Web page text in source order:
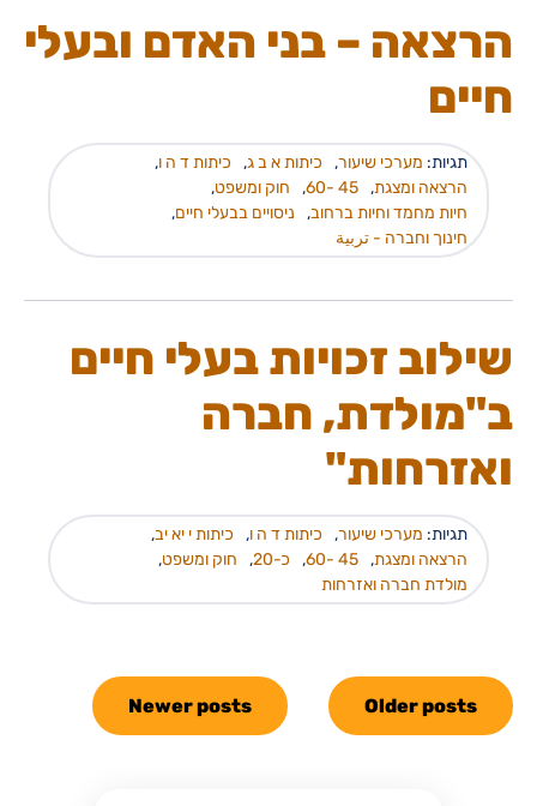
הרצאה – בני האדם ובעלי
חיים
תגיות: מערכי שיעור, כיתות א ב ג, כיתות ד ה ו,
הרצאה ומצגת,
45 -60
, חוק ומשפט,
חיות מחמד וחיות ברחוב, ניסויים בבעלי חיים,
חינוך וחברה - تربية
שילוב זכויות בעלי חיים
ב"מולדת, חברה
ואזרחות"
תגיות: מערכי שיעור, כיתות ד ה ו, כיתות י יא יב,
הרצאה ומצגת,
45 -60
, כ-20 , חוק ומשפט,
מולדת חברה ואזרחות
Older posts
Newer posts